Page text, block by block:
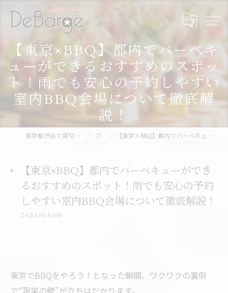
【東京×BBQ】都内でバーベキ
ューができるおすすめのスポッ
ト！雨でも安心の予約しやすい
室内BBQ会場について徹底解
説！
東京都渋谷で貸切なら渋谷貸切パーティー＆BBQデバージ - DeBarge ブログ 【東京×BBQ】都内でバーベキューができるおすすめのスポット！雨でも安心の予約しやすい室内BBQ会場について徹底解説！
【東京×BBQ】都内でバーベキューができ
るおすすめのスポット！雨でも安心の予約
しやすい室内BBQ会場について徹底解説！
2026/03/09
東京でBBQをやろう！となった瞬間、ワクワクの裏側
で“現実の壁”が立ちはだかります。